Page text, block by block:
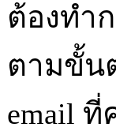
ต้องทำ
ตามขั้น
email